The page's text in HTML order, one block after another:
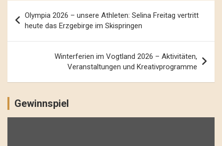
Navigation
Olympia 2026 – unsere Athleten: Selina Freitag vertritt
heute das Erzgebirge im Skispringen
Winterferien im Vogtland 2026 – Aktivitäten,
Veranstaltungen und Kreativprogramme
Gewinnspiel